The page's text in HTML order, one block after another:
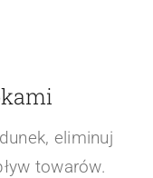
eliminuj
towarów.